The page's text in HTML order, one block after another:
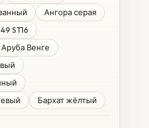
Ангора серая
ST16
Аруба Венге
Бархат жёлтый